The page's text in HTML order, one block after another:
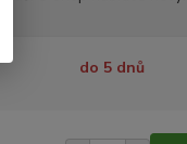
do 5 dnů